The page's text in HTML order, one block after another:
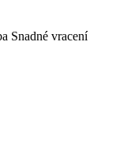
Snadné vracení